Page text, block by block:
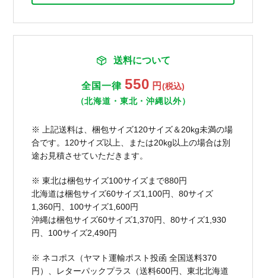
送料について
全国一律 550 円 (税込)
（北海道・東北・沖縄以外）
※ 上記送料は、梱包サイズ120サイズ＆20kg未満の場
合です。120サイズ以上、または20kg以上の場合は別
途お見積させていただきます。
※ 東北は梱包サイズ100サイズまで880円
北海道は梱包サイズ60サイズ1,100円、80サイズ
1,360円、100サイズ1,600円
沖縄は梱包サイズ60サイズ1,370円、80サイズ1,930
円、100サイズ2,490円
※ ネコポス（ヤマト運輸ポスト投函 全国送料370
円）、レターパックプラス（送料600円、東北北海道